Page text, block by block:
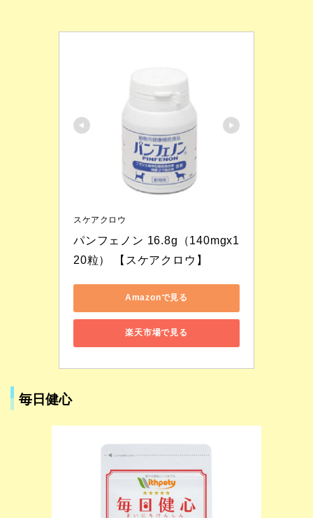
スケアクロウ
パンフェノン 16.8g（140mgx1
20粒） 【スケアクロウ】
Amazonで見る
楽天市場で見る
毎日健心